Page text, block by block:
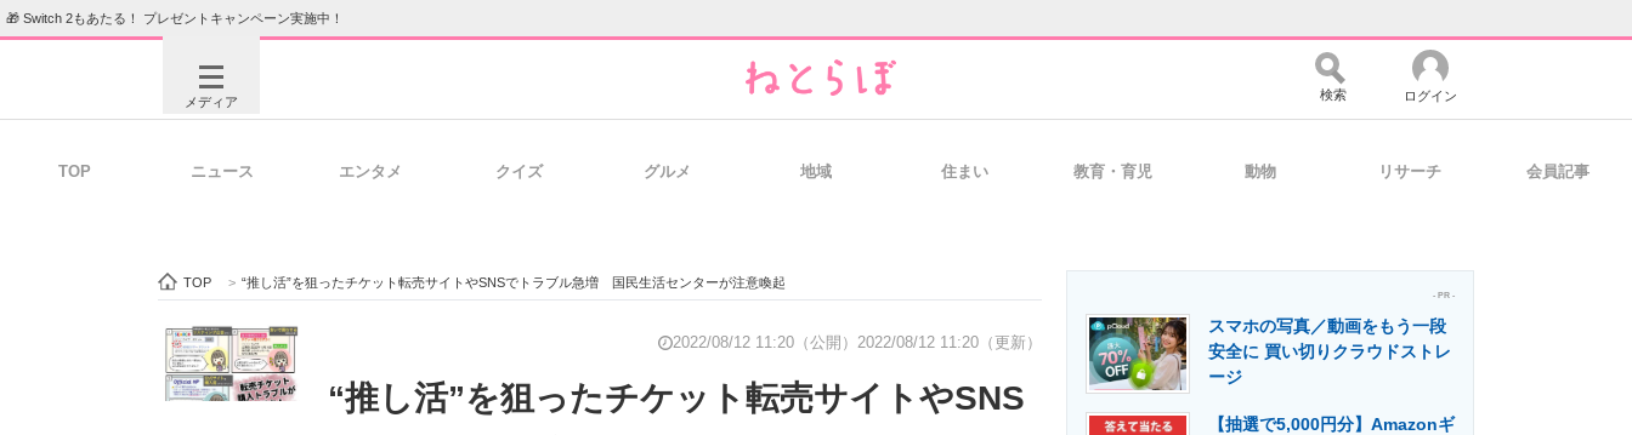
🎁 Switch 2もあたる！ プレゼントキャンペーン実施中！
メディア
ビジネスと働き方のヒント 経営リーダーのコミュニティ マーケ×ITの今がよく分かる
検索 ログイン
TOP ニュース エンタメ クイズ グルメ 地域 住まい 教育・育児 動物 リサーチ 会員記事
TOP > “推し活”を狙ったチケット転売サイトやSNSでトラブル急増 国民生活センターが注意喚起
2022/08/12 11:20（公開） 2022/08/12 11:20（更新）
“推し活”を狙ったチケット転売サイトやSNS
- PR -
スマホの写真／動画をもう一段
安全に 買い切りクラウドストレ
ージ
【抽選で5,000円分】Amazonギ